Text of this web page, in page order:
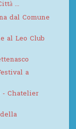
...
dal Comune
al Leo Club
a
- Chatelier